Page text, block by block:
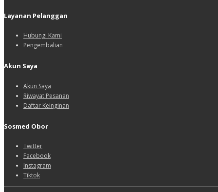
Layanan Pelanggan
Hubungi Kami
Pengembalian
Akun Saya
Akun Saya
Riwayat Pesanan
Daftar Keinginan
Sosmed Obor
Twitter
Facebook
Instagram
Tiktok